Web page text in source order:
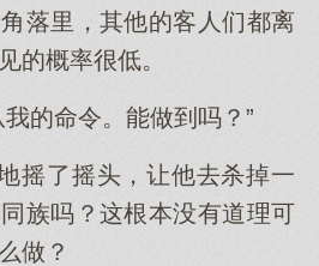
落里，其他的客人们都离
的概率很低。
的命令。能做到吗？”
摇了摇头，让他去杀掉一
族吗？这根本没有道理可
做？